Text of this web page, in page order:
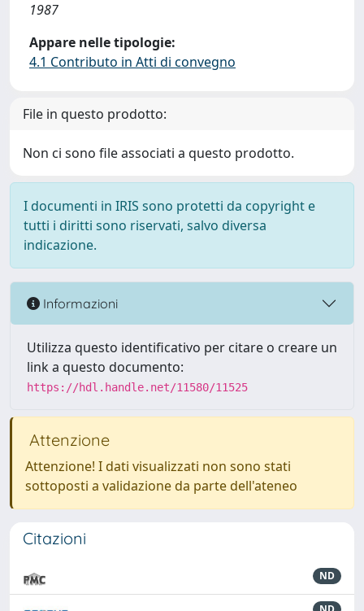
1987
Appare nelle tipologie:
4.1 Contributo in Atti di convegno
File in questo prodotto:
Non ci sono file associati a questo prodotto.
I documenti in IRIS sono protetti da copyright e
tutti i diritti sono riservati, salvo diversa
indicazione.
Informazioni
Utilizza questo identificativo per citare o creare un
link a questo documento:
https://hdl.handle.net/11580/11525
Attenzione
Attenzione! I dati visualizzati non sono stati
sottoposti a validazione da parte dell'ateneo
Citazioni
ND